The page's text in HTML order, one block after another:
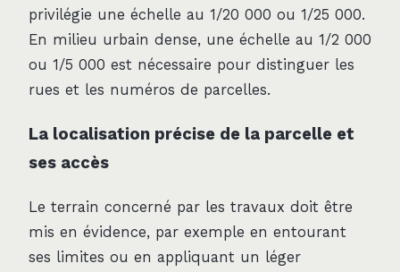
privilégie une échelle au 1/20 000 ou 1/25 000.
En milieu urbain dense, une échelle au 1/2 000
ou 1/5 000 est nécessaire pour distinguer les
rues et les numéros de parcelles.
La localisation précise de la parcelle et
ses accès
Le terrain concerné par les travaux doit être
mis en évidence, par exemple en entourant
ses limites ou en appliquant un léger